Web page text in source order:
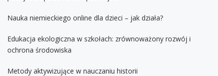
Nauka niemieckiego online dla dzieci – jak działa?
Edukacja ekologiczna w szkołach: zrównoważony rozwój i
ochrona środowiska
Metody aktywizujące w nauczaniu historii